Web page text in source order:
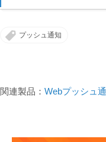
プッシュ通知
関連製品： Webプッシュ